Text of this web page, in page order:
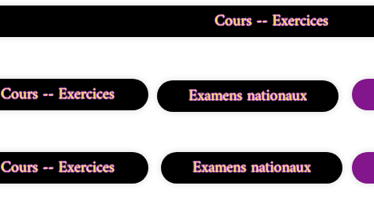
Cours -- Exercices
Cours -- Exercices Examens nationaux
Cours -- Exercices Examens nationaux